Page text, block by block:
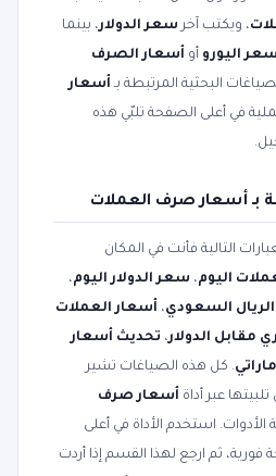
، ويكتب آخر سعر الدولار، بينما
سعر اليورو أو أسعار الصرف
البحثية المرتبطة بـ أسعار
في أعلى الصفحة تلبّي هذه
بـ أسعار صرف العملات
التالية فأنت في المكان
اليوم، سعر الدولار اليوم،
السعودي، أسعار العملات
مقابل الدولار، تحديث أسعار
. كل هذه الصياغات تشير
عبر أداة أسعار صرف
استخدم الأداة في أعلى
ثم ارجع لهذا القسم إذا أردت